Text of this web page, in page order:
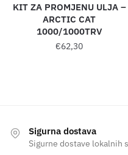
KIT ZA PROMJENU ULJA –
ARCTIC CAT
1000/1000TRV
€62,30
Sigurna dostava
Sigurne dostave lokalnih